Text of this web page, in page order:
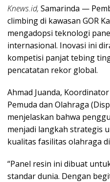
Knews.id, Samarinda —
climbing di kawasan GOR
mengadopsi teknologi
internasional. Inovasi ini
kompetisi panjat tebing
pencatatan rekor global.
Ahmad Juanda,
Pemuda dan Olahraga
menjelaskan bahwa
menjadi langkah strategis
kualitas fasilitas olahraga
“Panel resin ini dibuat
standar dunia. Dengan